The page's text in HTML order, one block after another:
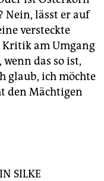
Nein, lässt er auf
versteckte
Kritik am Umgang
wenn das so ist,
glaub, ich möchte
den Mächtigen
SILKE